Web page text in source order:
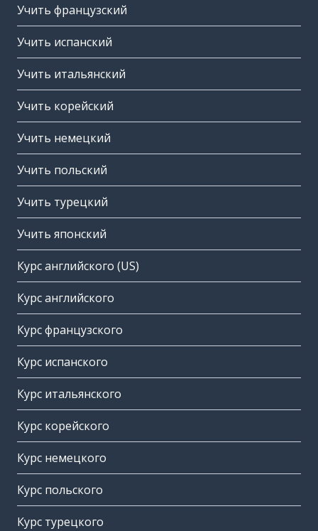
Учить французский
Учить испанский
Учить итальянский
Учить корейский
Учить немецкий
Учить польский
Учить турецкий
Учить японский
Курс английского (US)
Курс английского
Курс французского
Курс испанского
Курс итальянского
Курс корейского
Курс немецкого
Курс польского
Курс турецкого